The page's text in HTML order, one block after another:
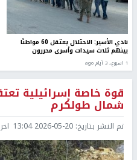
نادي الأسير: الاحتلال يعتقل 60 مواطنًا
بينهم ثلاث سيدات وأسرى محررون
1 اسبوع.، 3 أيام ago
قوة خاصة إسرائيلية
شمال طولكرم
تم النشر بتاريخ: 2026-05-20 13:04